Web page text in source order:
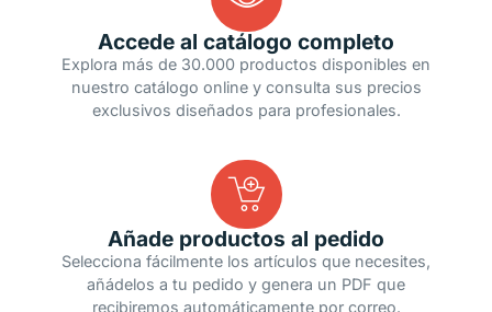
Accede al catálogo completo
Explora más de 30.000 productos disponibles en
nuestro catálogo online y consulta sus precios
exclusivos diseñados para profesionales.
Añade productos al pedido
Selecciona fácilmente los artículos que necesites,
añádelos a tu pedido y genera un PDF que
recibiremos automáticamente por correo.